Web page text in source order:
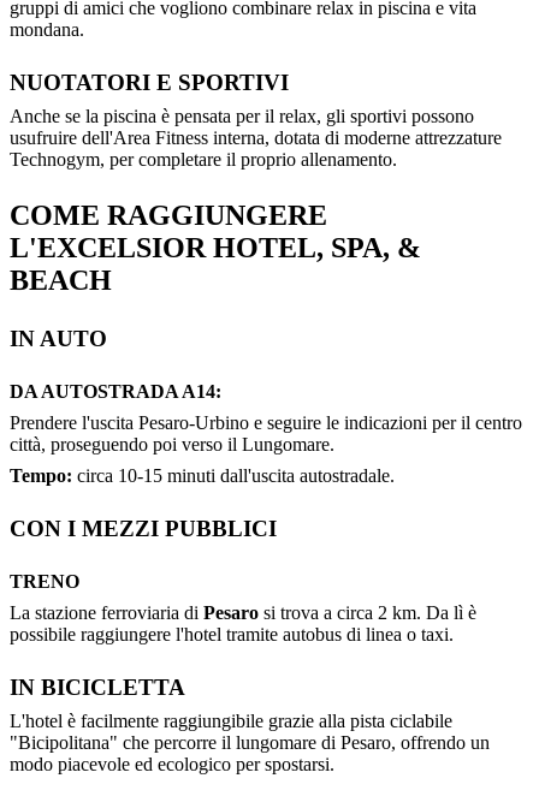
gruppi di amici che vogliono combinare relax in piscina e vita
mondana.
NUOTATORI E SPORTIVI
Anche se la piscina è pensata per il relax, gli sportivi possono
usufruire dell'Area Fitness interna, dotata di moderne attrezzature
Technogym, per completare il proprio allenamento.
COME RAGGIUNGERE
L'EXCELSIOR HOTEL, SPA, &
BEACH
IN AUTO
DA AUTOSTRADA A14:
Prendere l'uscita Pesaro-Urbino e seguire le indicazioni per il centro
città, proseguendo poi verso il Lungomare.
Tempo: circa 10-15 minuti dall'uscita autostradale.
CON I MEZZI PUBBLICI
TRENO
La stazione ferroviaria di Pesaro si trova a circa 2 km. Da lì è
possibile raggiungere l'hotel tramite autobus di linea o taxi.
IN BICICLETTA
L'hotel è facilmente raggiungibile grazie alla pista ciclabile
"Bicipolitana" che percorre il lungomare di Pesaro, offrendo un
modo piacevole ed ecologico per spostarsi.